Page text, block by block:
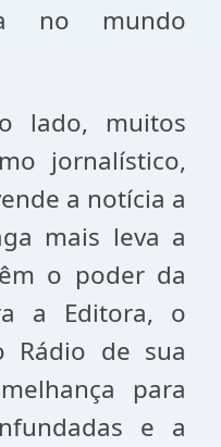
no mundo
lado, muitos
jornalístico,
a notícia a
mais leva a
o poder da
a Editora, o
Rádio de sua
para
e a